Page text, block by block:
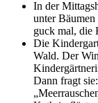
In der
unter Bäumen
guck mal, die
Die
Wald. Der
Dann fragt